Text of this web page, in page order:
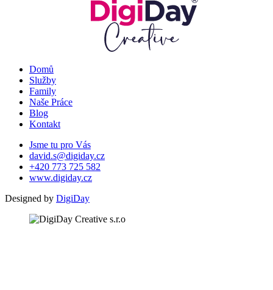
Domů
Služby
Family
Naše Práce
Blog
Kontakt
Jsme tu pro Vás
david.s@digiday.cz
+420 773 725 582
www.digiday.cz
Designed by DigiDay